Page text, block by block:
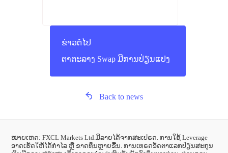
ຂ່າວຕໍ່ໄປ
ຕາຕະລາງ Swap ມີການປ່ຽນແປງ
Back to news
ໝາຍເຫດ: FXCL Markets Ltd.ມີລາຍໄດ້ຈາກສະເປຣດ. ການໃຊ້ Leverage
ອາດເຮັດໃຫ້ໄດ້ກຳໄລ ຫຼື ຂາດທຶນຫຼາຍຂື້ນ. ການເທຣດອັດຕາແລກປ່ຽນສະກຸນ